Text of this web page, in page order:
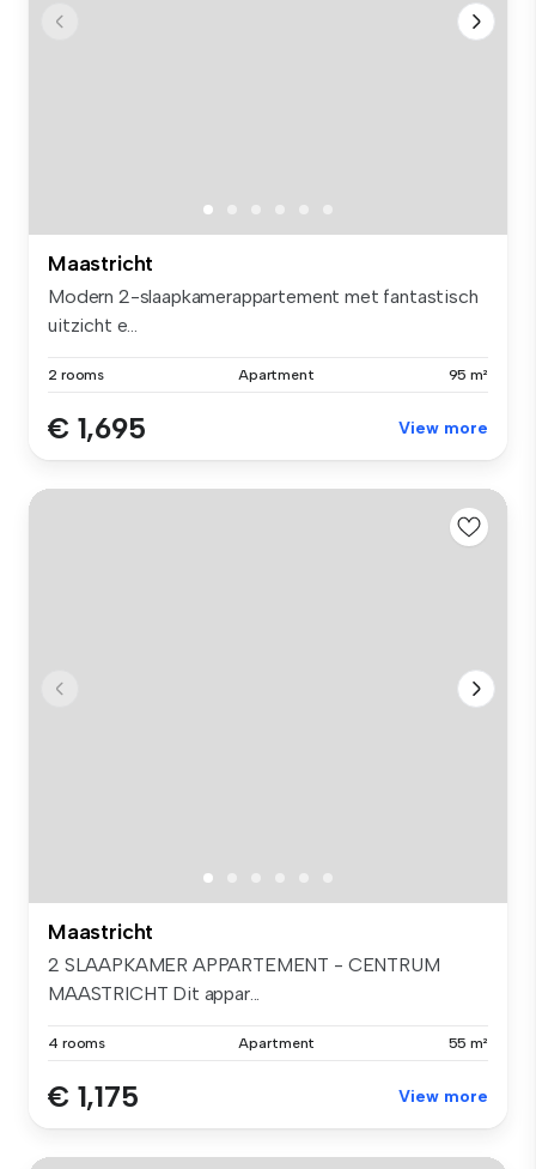
Maastricht
Modern 2-slaapkamerappartement met fantastisch
uitzicht e...
2 rooms Apartment 95 m²
€ 1,695 View more
Maastricht
2 SLAAPKAMER APPARTEMENT - CENTRUM
MAASTRICHT Dit appar...
4 rooms Apartment 55 m²
€ 1,175 View more